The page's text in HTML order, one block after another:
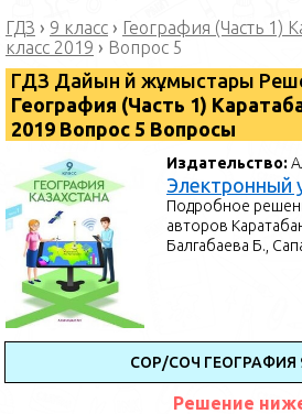
ГДЗ › 9 класс › География (Часть 1)
класс 2019 › Вопрос 5
ГДЗ Дайын үй жұмыстары
География (Часть 1)
2019 Вопрос 5 Вопросы
Издательство:
Электронный
Подробное
авторов
Балгабаева Б.,
СОР/СОЧ ГЕОГРАФИЯ
Решение